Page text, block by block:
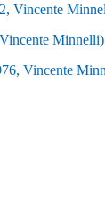
Minnelli)
Vincente